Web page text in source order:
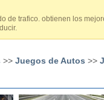
de trafico. obtienen los
>> Juegos de Autos >>